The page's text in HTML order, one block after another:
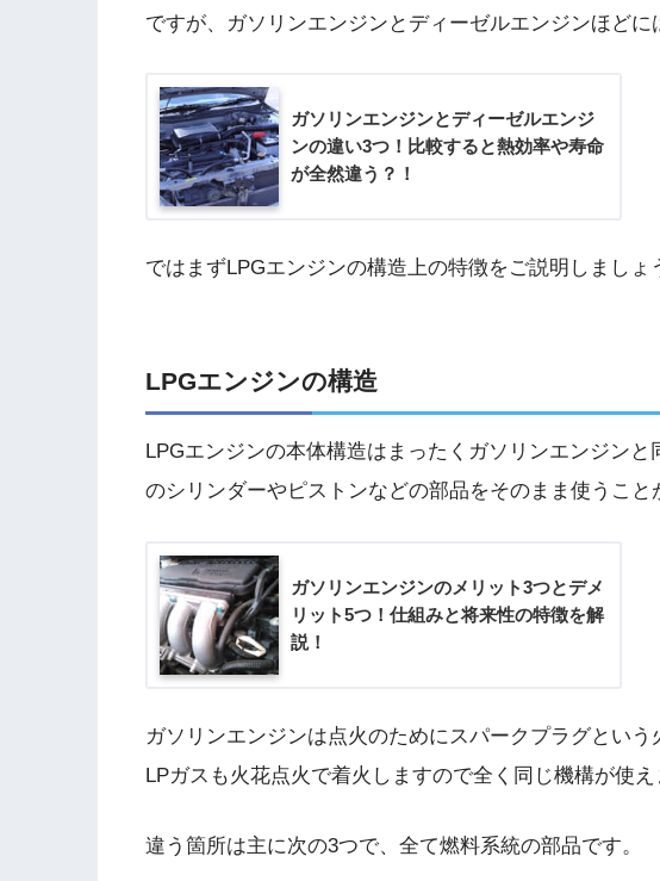
ですが、ガソリンエンジンとディーゼルエンジンほどに
ガソリンエンジンとディーゼルエンジ
ンの違い3つ！比較すると熱効率や寿命
が全然違う？！
ではまずLPGエンジンの構造上の特徴をご説明しましょ
LPGエンジンの構造
LPGエンジンの本体構造はまったくガソリンエンジン
のシリンダーやピストンなどの部品をそのまま使うこと
ガソリンエンジンのメリット3つとデメ
リット5つ！仕組みと将来性の特徴を解
説！
ガソリンエンジンは点火のためにスパークプラグという
LPガスも火花点火で着火しますので全く同じ機構が使え
違う箇所は主に次の3つで、全て燃料系統の部品です。